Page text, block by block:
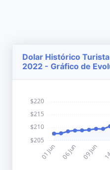
Dolar Histórico
2022 - Gráfico de